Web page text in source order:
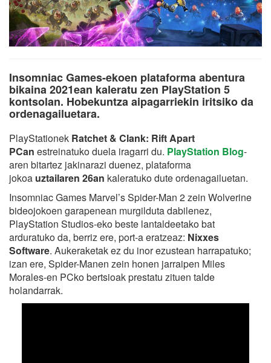
Insomniac Games-ekoen plataforma abentura
bikaina 2021ean kaleratu zen PlayStation 5
kontsolan. Hobekuntza aipagarriekin iritsiko da
ordenagailuetara.
PlayStationek Ratchet & Clank: Rift Apart
PCan estreinatuko duela iragarri du. PlayStation Blog-
aren bitartez jakinarazi duenez, plataforma
jokoa uztailaren 26an kaleratuko dute ordenagailuetan.
Insomniac Games Marvel’s Spider-Man 2 zein Wolverine
bideojokoen garapenean murgilduta dabilenez,
PlayStation Studios-eko beste lantaldeetako bat
arduratuko da, berriz ere, port-a eratzeaz: Nixxes
Software. Aukeraketak ez du inor ezustean harrapatuko;
izan ere, Spider-Manen zein honen jarraipen Miles
Morales-en PCko bertsioak prestatu zituen talde
holandarrak.